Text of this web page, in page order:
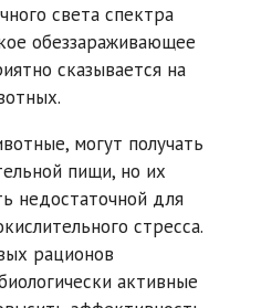
света спектра
обеззараживающее
сказывается на
могут получать
пищи, но их
недостаточной для
стресса.
рационов
активные